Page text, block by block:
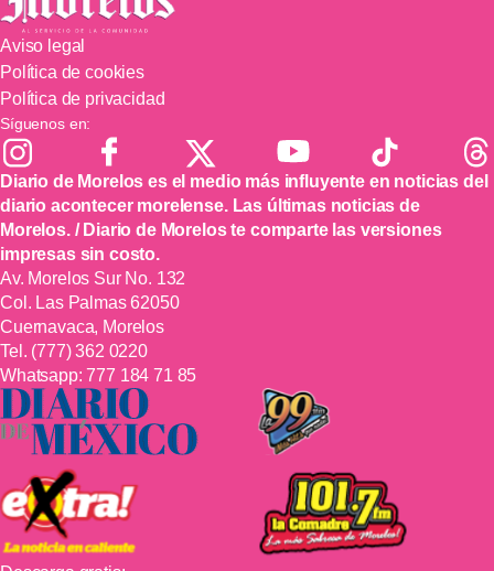
Aviso legal
Política de cookies
Política de privacidad
Síguenos en:
Diario de Morelos es el medio más influyente en noticias del
diario acontecer morelense. Las últimas noticias de
Morelos. / Diario de Morelos te comparte las versiones
impresas sin costo.
Av. Morelos Sur No. 132
Col. Las Palmas 62050
Cuernavaca, Morelos
Tel. (777) 362 0220
Whatsapp:777 184 71 85